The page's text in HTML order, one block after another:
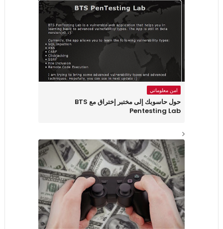
امن معلوماتي
حول حاسوبك إلى مختبر إختراق مع BTS
Pentesting Lab